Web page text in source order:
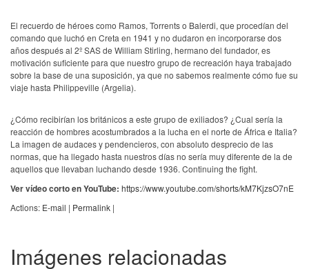
El recuerdo de héroes como Ramos, Torrents o Balerdi, que procedían del
comando que luchó en Creta en 1941 y no dudaron en incorporarse dos
años después al 2º SAS de William Stirling, hermano del fundador, es
motivación suficiente para que nuestro grupo de recreación haya trabajado
sobre la base de una suposición, ya que no sabemos realmente cómo fue su
viaje hasta Philippeville (Argelia).
¿Cómo recibirían los británicos a este grupo de exiliados? ¿Cual sería la
reacción de hombres acostumbrados a la lucha en el norte de África e Italia?
La imagen de audaces y pendencieros, con absoluto desprecio de las
normas, que ha llegado hasta nuestros días no sería muy diferente de la de
aquellos que llevaban luchando desde 1936. Continuing the fight.
Ver vídeo corto en YouTube: https://www.youtube.com/shorts/kM7KjzsO7nE
Actions: E-mail | Permalink |
Imágenes relacionadas